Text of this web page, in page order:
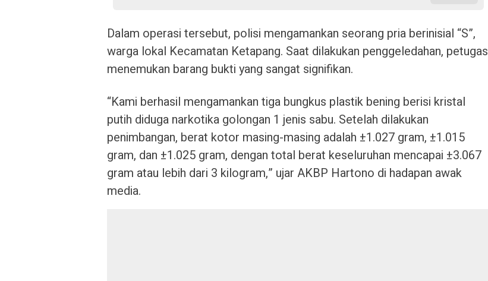
Dalam operasi tersebut, polisi mengamankan seorang pria berinisial “S”,
warga lokal Kecamatan Ketapang. Saat dilakukan penggeledahan, petugas
menemukan barang bukti yang sangat signifikan.
“Kami berhasil mengamankan tiga bungkus plastik bening berisi kristal
putih diduga narkotika golongan 1 jenis sabu. Setelah dilakukan
penimbangan, berat kotor masing-masing adalah ±1.027 gram, ±1.015
gram, dan ±1.025 gram, dengan total berat keseluruhan mencapai ±3.067
gram atau lebih dari 3 kilogram,” ujar AKBP Hartono di hadapan awak
media.